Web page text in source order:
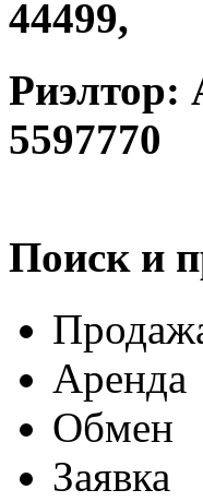
44499,
Риэлтор:
5597770
Поиск и
Аренда
Обмен
Заявка